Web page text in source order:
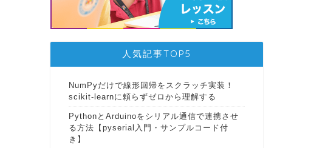
人気記事TOP5
NumPyだけで線形回帰をスクラッチ実装！
scikit-learnに頼らずゼロから理解する
PythonとArduinoをシリアル通信で連携させ
る方法【pyserial入門・サンプルコード付
き】